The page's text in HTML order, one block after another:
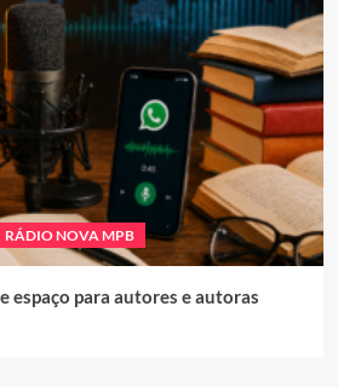
RÁDIO NOVA MPB
espaço para autores e autoras